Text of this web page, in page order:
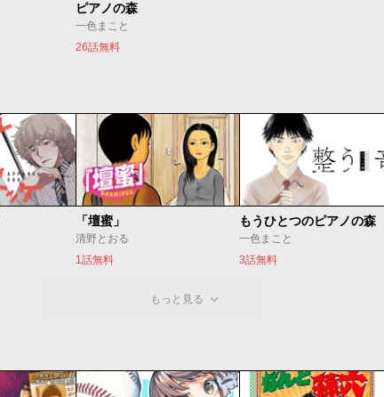
ピアノの森
一色まこと
26話無料
「壇蜜」
清野とおる
1話無料
一色まこと
3話無料
もっと見る